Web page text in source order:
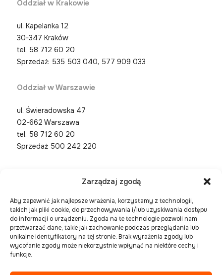
Zarządzaj zgodą
Aby zapewnić jak najlepsze wrażenia, korzystamy z technologii,
takich jak pliki cookie, do przechowywania i/lub uzyskiwania dostępu
do informacji o urządzeniu. Zgoda na te technologie pozwoli nam
przetwarzać dane, takie jak zachowanie podczas przeglądania lub
unikalne identyfikatory na tej stronie. Brak wyrażenia zgody lub
wycofanie zgody może niekorzystnie wpłynąć na niektóre cechy i
funkcje.
Oddział w Krakowie
ul. Kapelanka 12
30-347 Kraków
tel. 58 712 60 20
Sprzedaż: 535 503 040, 577 909 033
Oddział w Warszawie
ul. Świeradowska 47
02-662 Warszawa
tel. 58 712 60 20
Sprzedaż 500 242 220